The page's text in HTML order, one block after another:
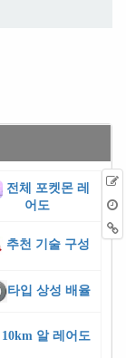
전체 포켓몬 레
어도
추천 기술 구성
타입 상성 배율
10km 알 레어도